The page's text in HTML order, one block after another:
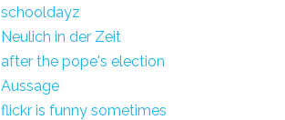
schooldayz
Neulich in der Zeit
after the pope's election
Aussage
flickr is funny sometimes